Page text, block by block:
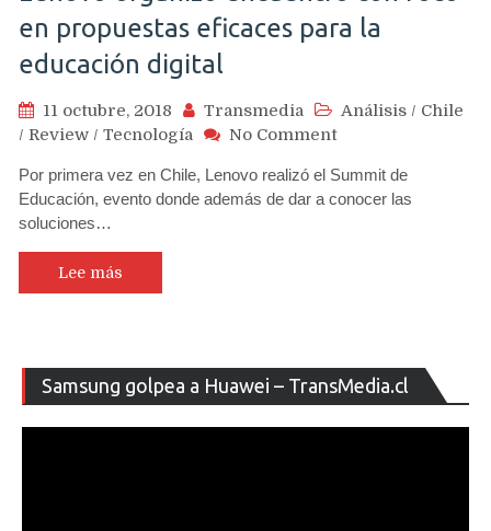
en propuestas eficaces para la
educación digital
11 octubre, 2018 Transmedia Análisis / Chile
/ Review / Tecnología No Commenton
organizó
encuentro
educación
digital
Por primera vez en Chile, Lenovo realizó el Summit de
Educación, evento donde además de dar a conocer las
soluciones…
Lee más
Samsung golpea a Huawei – TransMedia.cl
de